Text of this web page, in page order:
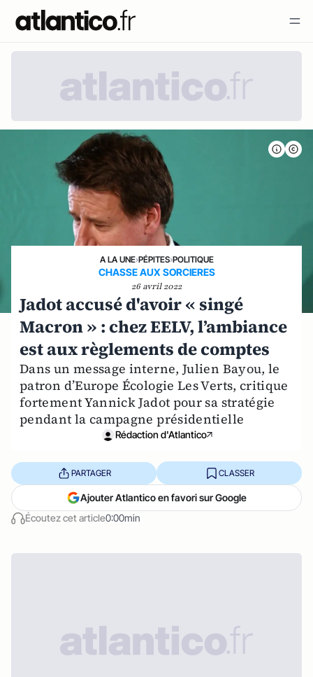
A LA UNE›PÉPITES›POLITIQUE
CHASSE AUX SORCIERES
26 avril 2022
Jadot accusé d'avoir « singé
Macron » : chez EELV, l’ambiance
est aux règlements de comptes
Dans un message interne, Julien Bayou, le
patron d’Europe Écologie Les Verts, critique
fortement Yannick Jadot pour sa stratégie
pendant la campagne présidentielle
Rédaction d'Atlantico
Écoutez cet article0:00min
PARTAGER CLASSER
Ajouter Atlantico en favori sur Google